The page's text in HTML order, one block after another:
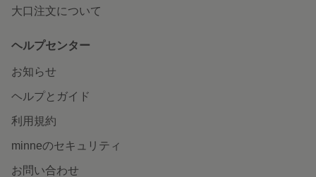
大口注文について
ヘルプセンター
お知らせ
ヘルプとガイド
利用規約
minneのセキュリティ
お問い合わせ